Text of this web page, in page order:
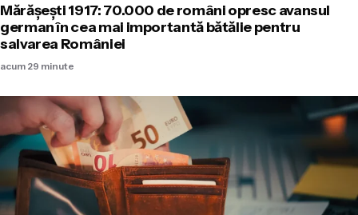
Mărășești 1917: 70.000 de români opresc avansul
german în cea mai importantă bătălie pentru
salvarea României
acum 29 minute